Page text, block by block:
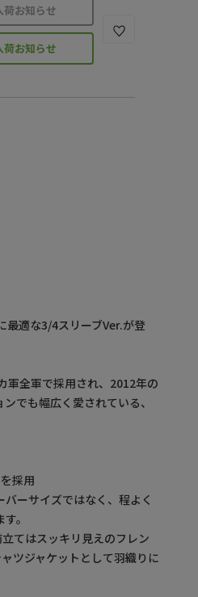
荷お知らせ
荷お知らせ
最適な3/4スリーブVer.が登
全軍で採用され、2012年の
でも幅広く愛されている、
採用
ーサイズではなく、程よく
。
てはスッキリ見えのフレン
ツジャケットとして羽織りに